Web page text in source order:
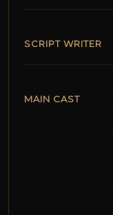
SCRIPT WRITER
MAIN CAST